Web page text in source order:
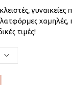
χαμηλές,
τιμές!